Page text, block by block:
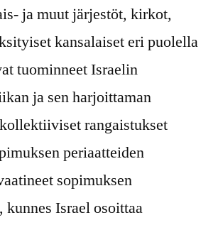
ja muut järjestöt, kirkot,
kansalaiset eri puolella
tuominneet Israelin
ja sen harjoittaman
rangaistukset
periaatteiden
sopimuksen
kunnes Israel osoittaa